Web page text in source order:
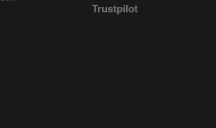
Trustpilot